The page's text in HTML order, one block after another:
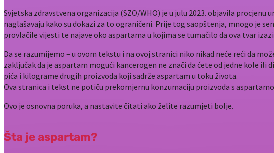
Svjetska zdravstvena organizacija (SZO/WHO) je u julu 2023. objavila
naglašavaju kako su dokazi za to ograničeni. Prije tog saopštenja, mnogo je
provlačile vijesti te najave oko aspartama u kojima se tumačilo da ova tvar
Da se razumijemo – u ovom tekstu i na ovoj stranici niko nikad neće reći da
zaključak da je aspartam mogući kancerogen ne znači da ćete od jedne kole
pića i kilograme drugih proizvoda koji sadrže aspartam u toku života.
Ova stranica i tekst ne potiču prekomjernu konzumaciju proizvoda s
Ovo je osnovna poruka, a nastavite čitati ako želite razumjeti bolje.
Šta je aspartam?